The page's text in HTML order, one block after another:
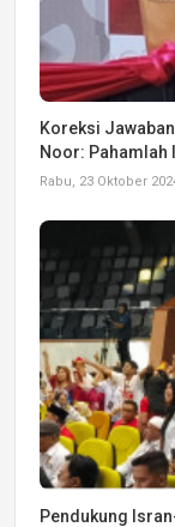
Koreksi
Noor: Pahamlah
Rabu, 23 Oktober
Pendukung